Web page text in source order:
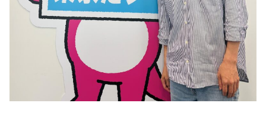
ポツンと一軒家
ザキ山小屋本館
ぺこぱのまるスポ
アナ回覧板